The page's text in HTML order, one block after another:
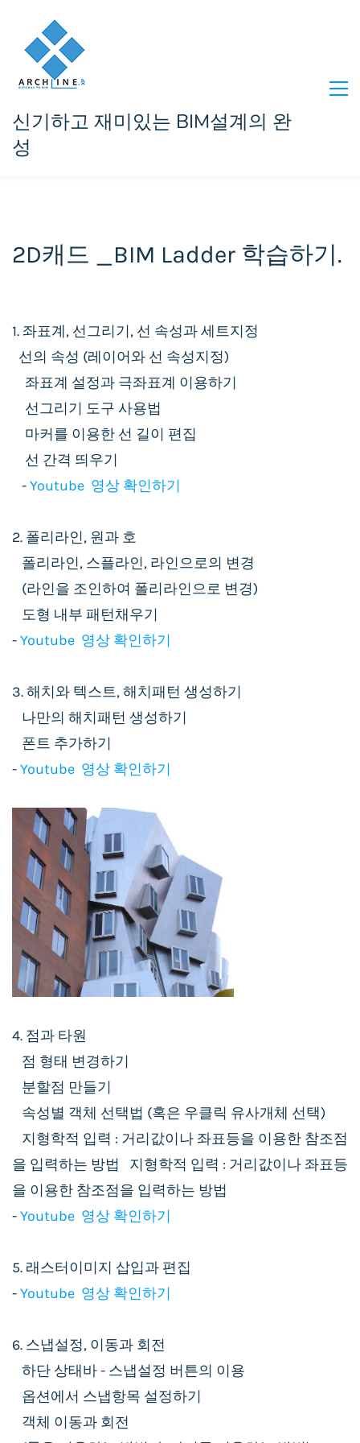
신기하고 재미있는 BIM설계의 완
성
2D캐드 _BIM Ladder 학습하기.
1. 좌표계, 선그리기, 선 속성과 세트지정
선의 속성 (레이어와 선 속성지정)
좌표계 설정과 극좌표계 이용하기
선그리기 도구 사용법
마커를 이용한 선 길이 편집
선 간격 띄우기
-Youtube 영상 확인하기
2. 폴리라인, 원과 호
폴리라인, 스플라인, 라인으로의 변경
(라인을 조인하여 폴리라인으로 변경)
도형 내부 패턴채우기
-Youtube 영상 확인하기
3. 해치와 텍스트, 해치패턴 생성하기
나만의 해치패턴 생성하기
폰트 추가하기
-Youtube 영상 확인하기
4. 점과 타원
점 형태 변경하기
분할점 만들기
속성별 객체 선택법 (혹은 우클릭 유사개체 선택)
지형학적 입력 : 거리값이나 좌표등을 이용한 참조점
을 입력하는 방법 지형학적 입력 : 거리값이나 좌표등
을 이용한 참조점을 입력하는 방법
-Youtube 영상 확인하기
5. 래스터이미지 삽입과 편집
-Youtube 영상 확인하기
6. 스냅설정, 이동과 회전
하단 상태바 - 스냅설정 버튼의 이용
옵션에서 스냅항목 설정하기
객체 이동과 회전